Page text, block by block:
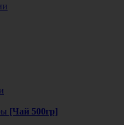
[Чай 500гр]